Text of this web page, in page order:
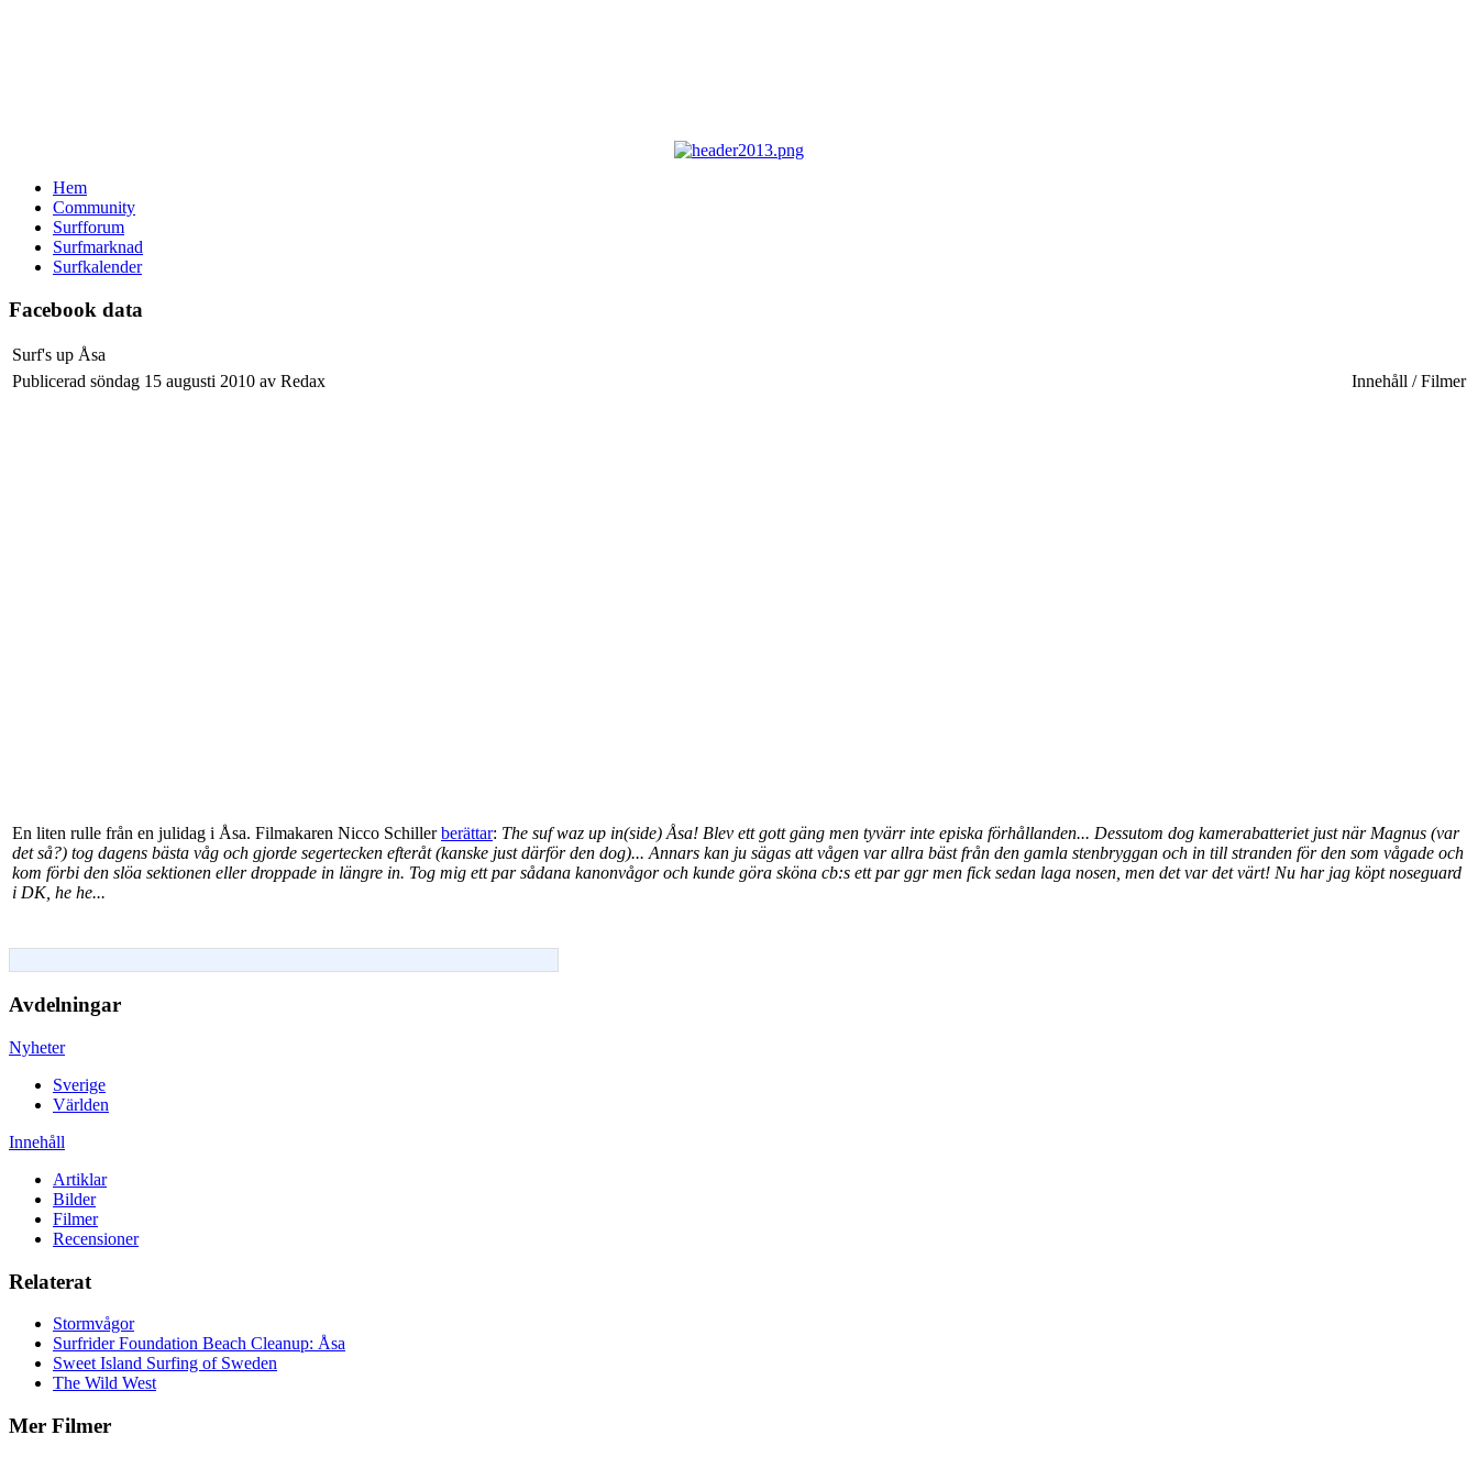
Hem
Community
Surfforum
Surfmarknad
Surfkalender
Facebook data
Surf's up Åsa
Publicerad söndag 15 augusti 2010 av Redax
Innehåll / Filmer
En liten rulle från en julidag i Åsa. Filmakaren Nicco Schillerberättar: The suf waz up in(side) Åsa! Blev ett gott gäng men tyvärr inte episka förhållanden... Dessutom dog kamerabatteriet just när Magnus (var
det så?) tog dagens bästa våg och gjorde segertecken efteråt (kanske just därför den dog)... Annars kan ju sägas att vågen var allra bäst från den gamla stenbryggan och in till stranden för den som vågade och
kom förbi den slöa sektionen eller droppade in längre in. Tog mig ett par sådana kanonvågor och kunde göra sköna cb:s ett par ggr men fick sedan laga nosen, men det var det värt! Nu har jag köpt noseguard
i DK, he he...
Avdelningar
Nyheter
Sverige
Världen
Innehåll
Artiklar
Bilder
Filmer
Recensioner
Relaterat
Stormvågor
Surfrider Foundation Beach Cleanup: Åsa
Sweet Island Surfing of Sweden
The Wild West
Mer Filmer